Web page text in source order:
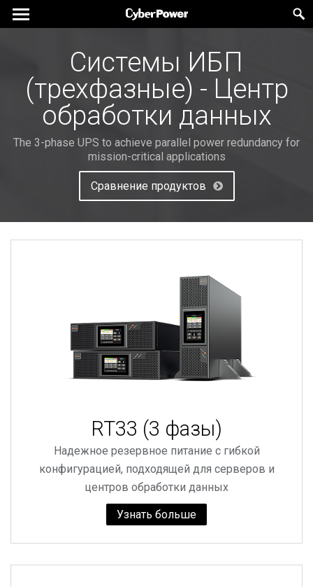
Системы ИБП
(трехфазные) - Центр
обработки данных
The 3-phase UPS to achieve parallel power redundancy for
mission-critical applications
Сравнение продуктов
RT33 (3 фазы)
Надежное резервное питание с гибкой
конфигурацией, подходящей для серверов и
центров обработки данных
Узнать больше